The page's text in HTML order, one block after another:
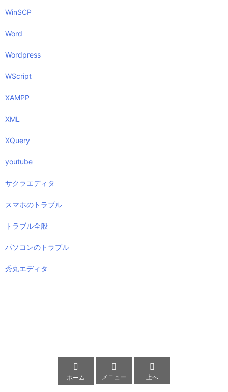
WinSCP
Word
Wordpress
WScript
XAMPP
XML
XQuery
youtube
サクラエディタ
スマホのトラブル
トラブル全般
パソコンのトラブル
秀丸エディタ

ホーム

メニュー

上へ